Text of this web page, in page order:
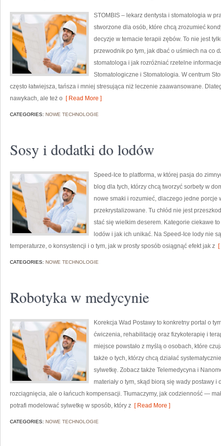
STOMBIS – lekarz dentysta i stomatologia w
stworzone dla osób, które chcą zrozumieć
decyzje w temacie terapii zębów. To nie jest
przewodnik po tym, jak dbać o uśmiech na co
stomatologa i jak rozróżniać rzetelne
Stomatologiczne i Stomatologia. W centrum
często łatwiejsza, tańsza i mniej stresująca niż leczenie zaawansowane.
nawykach, ale też o [ Read More ]
CATEGORIES: NOWE TECHNOLOGIE
Sosy i dodatki do lodów
Speed-Ice to platforma, w której pasja do
blog dla tych, którzy chcą tworzyć sorbety w
nowe smaki i rozumieć, dlaczego jedne porcje
przekrystalizowane. Tu chłód nie jest
stać się wielkim deserem. Kategorie ciekawe
lodów i jak ich unikać. Na Speed-Ice lody nie
temperaturze, o konsystencji i o tym, jak w prosty sposób osiągnąć efekt jak z
CATEGORIES: NOWE TECHNOLOGIE
Robotyka w medycynie
Korekcja Wad Postawy to konkretny portal o
ćwiczenia, rehabilitację oraz fizykoterapię i
miejsce powstało z myślą o osobach, które
także o tych, którzy chcą działać
sylwetkę. Zobacz także Telemedycyna i
materiały o tym, skąd biorą się wady postawy
rozciągnięcia, ale o łańcuch kompensacji. Tłumaczymy, jak codzienność —
potrafi modelować sylwetkę w sposób, który z [ Read More ]
CATEGORIES: NOWE TECHNOLOGIE